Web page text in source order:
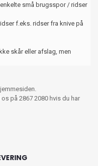
enkelte små brugsspor / ridser
f.eks. ridser fra knive på
skår eller afslag, men
på 2867 2080 hvis du har